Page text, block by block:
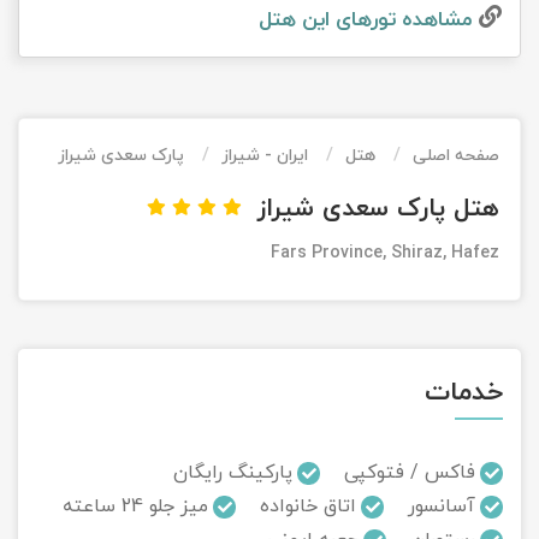
مشاهده تور‌های این هتل
صفحه اصلی هتل ایران - شیراز پارک سعدی شیراز
هتل پارک سعدی شیراز
Fars Province, Shiraz, Hafez
خدمات
فاکس / فتوکپی
پارکینگ رایگان
آسانسور
اتاق خانواده
میز جلو 24 ساعته
تور کویر کاراکال
تور کویر مصر
تور ماسوله
تور مرداب سراوان
تور گلستان
تور کیش از ساری
اقساطی
تور کیش از بندرعباس
اقساطی
تور قزاقستان اقساطی
تور زیارتی اقساطی